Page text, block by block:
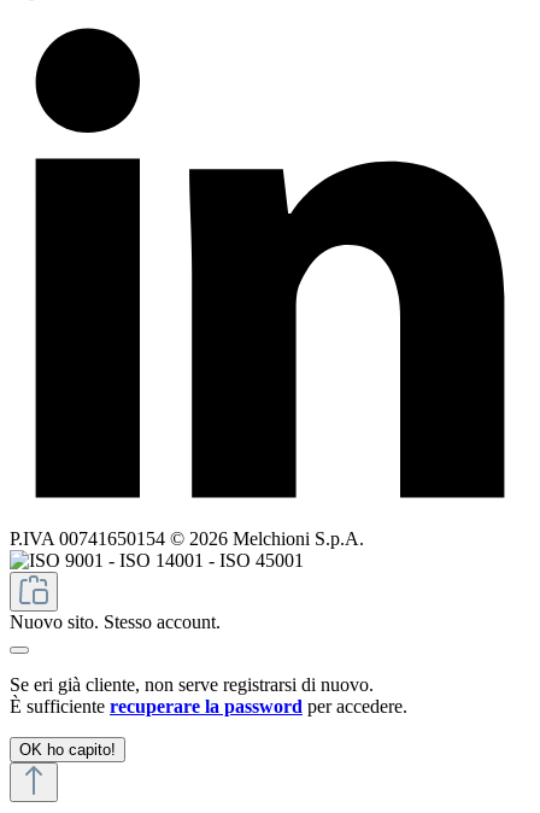
P.IVA 00741650154 © 2026 Melchioni S.p.A.
Nuovo sito. Stesso account.
Se eri già cliente, non serve registrarsi di nuovo.
È sufficiente recuperare la password per accedere.
OK ho capito!